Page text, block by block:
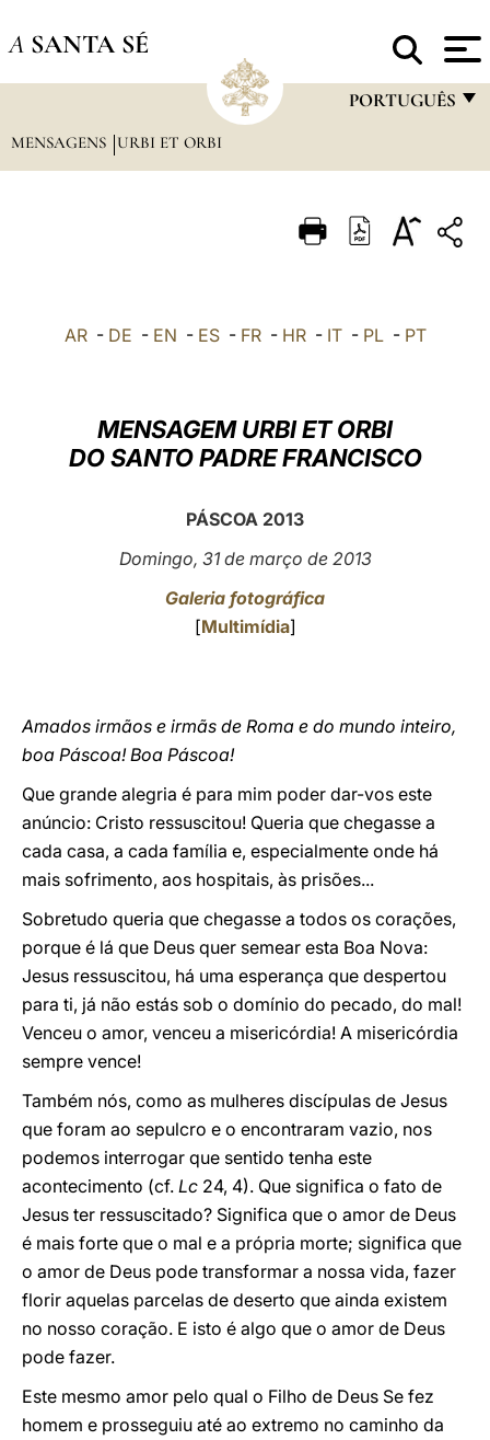
A SANTA SÉ
PORTUGUÊS
ITALIANO
العربيّة
MENSAGENS URBI ET ORBI
AR- DE - EN - ES- FR- HR- IT- PL- PT
MENSAGEM URBI ET ORBI
DO SANTO PADRE FRANCISCO
PÁSCOA 2013
Domingo, 31 de março de 2013
Galeria fotográfica
[Multimídia]
Amados irmãos e irmãs de Roma e do mundo inteiro,
boa Páscoa! Boa Páscoa!
Que grande alegria é para mim poder dar-vos este
anúncio: Cristo ressuscitou! Queria que chegasse a
cada casa, a cada família e, especialmente onde há
mais sofrimento, aos hospitais, às prisões...
Sobretudo queria que chegasse a todos os corações,
porque é lá que Deus quer semear esta Boa Nova:
Jesus ressuscitou, há uma esperança que despertou
para ti, já não estás sob o domínio do pecado, do mal!
Venceu o amor, venceu a misericórdia! A misericórdia
sempre vence!
Também nós, como as mulheres discípulas de Jesus
que foram ao sepulcro e o encontraram vazio, nos
podemos interrogar que sentido tenha este
acontecimento (cf. Lc 24, 4). Que significa o fato de
Jesus ter ressuscitado? Significa que o amor de Deus
é mais forte que o mal e a própria morte; significa que
o amor de Deus pode transformar a nossa vida, fazer
florir aquelas parcelas de deserto que ainda existem
no nosso coração. E isto é algo que o amor de Deus
pode fazer.
Este mesmo amor pelo qual o Filho de Deus Se fez
homem e prosseguiu até ao extremo no caminho da